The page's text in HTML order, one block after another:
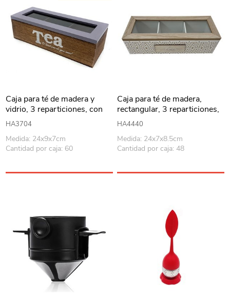
Caja para té de madera y
vidrio, 3 reparticiones, con
diseño
HA3704
Medida: 24x9x7cm
Cantidad por caja: 60
Caja para té de madera,
rectangular, 3 reparticiones,
en caja
HA4440
Medida: 24x7x8.5cm
Cantidad por caja: 48